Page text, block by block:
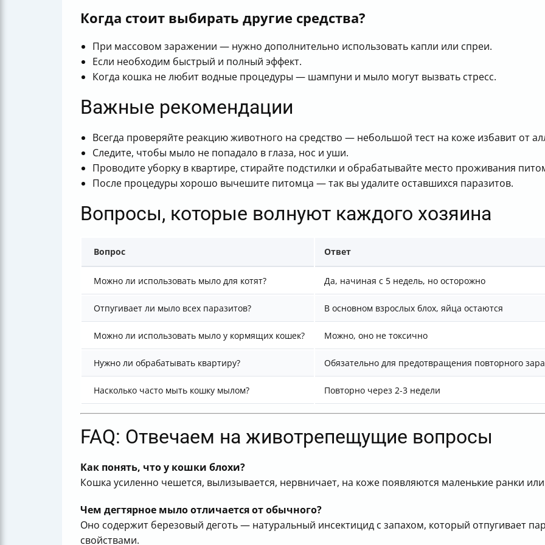
Когда стоит выбирать другие средства?
При массовом заражении — нужно дополнительно использовать капли или спреи.
Если необходим быстрый и полный эффект.
Когда кошка не любит водные процедуры — шампуни и мыло могут вызвать стресс.
Важные рекомендации
Всегда проверяйте реакцию животного на средство — небольшой тест на коже избавит от
Следите, чтобы мыло не попадало в глаза, нос и уши.
Проводите уборку в квартире, стирайте подстилки и обрабатывайте место проживания
После процедуры хорошо вычешите питомца — так вы удалите оставшихся паразитов.
Вопросы, которые волнуют каждого хозяина
Вопрос Ответ
Можно ли использовать мыло для котят? Да, начиная с 5 недель, но осторожно
Отпугивает ли мыло всех паразитов? В основном взрослых блох, яйца остаются
Можно ли использовать мыло у кормящих кошек? Можно, оно не токсично
Нужно ли обрабатывать квартиру? Обязательно для предотвращения повторного
Насколько часто мыть кошку мылом? Повторно через 2-3 недели
FAQ: Отвечаем на животрепещущие вопросы
Как понять, что у кошки блохи?
Кошка усиленно чешется, вылизывается, нервничает, на коже появляются маленькие ранки
Чем дегтярное мыло отличается от обычного?
Оно содержит березовый деготь — натуральный инсектицид с запахом, который отпугивает
свойствами.